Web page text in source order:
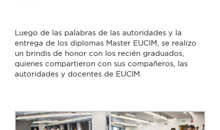
Luego de las palabras de las autoridades y la
entrega de los diplomas Master EUCIM, se realizo
un brindis de honor con los recién graduados,
quienes compartieron con sus compañeros, las
autoridades y docentes de EUCIM.